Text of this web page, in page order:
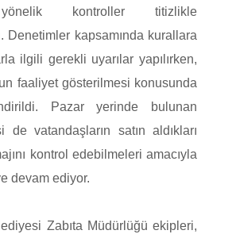
kontroller titizlikle
Denetimler kapsamında kurallara
ilgili gerekli uyarılar yapılırken,
faaliyet gösterilmesi konusunda
Pazar yerinde bulunan
de vatandaşların satın aldıkları
kontrol edebilmeleri amacıyla
devam ediyor.
Zabıta Müdürlüğü ekipleri,